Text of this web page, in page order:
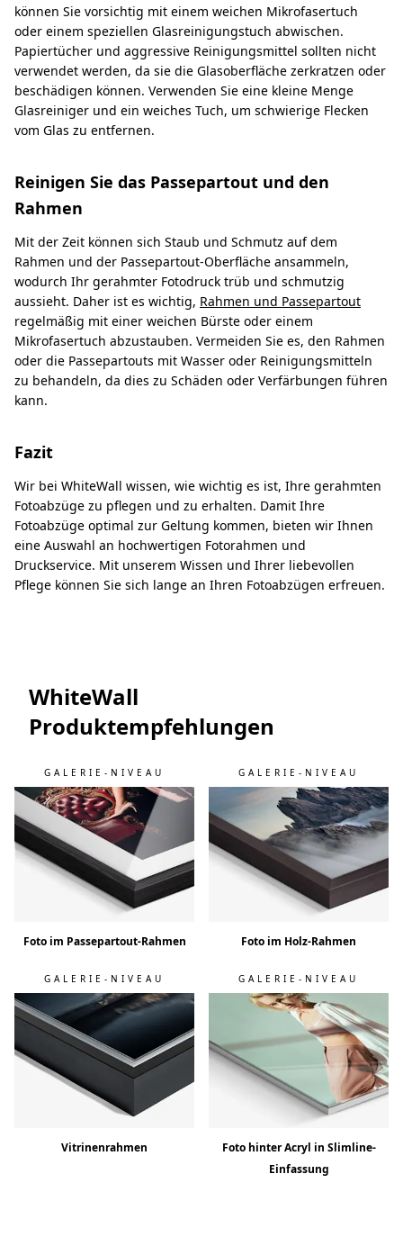
können Sie vorsichtig mit einem weichen Mikrofasertuch
oder einem speziellen Glasreinigungstuch abwischen.
Papiertücher und aggressive Reinigungsmittel sollten nicht
verwendet werden, da sie die Glasoberfläche zerkratzen oder
beschädigen können. Verwenden Sie eine kleine Menge
Glasreiniger und ein weiches Tuch, um schwierige Flecken
vom Glas zu entfernen.
Reinigen Sie das Passepartout und den
Rahmen
Mit der Zeit können sich Staub und Schmutz auf dem
Rahmen und der Passepartout-Oberfläche ansammeln,
wodurch Ihr gerahmter Fotodruck trüb und schmutzig
aussieht. Daher ist es wichtig, Rahmen und Passepartout
regelmäßig mit einer weichen Bürste oder einem
Mikrofasertuch abzustauben. Vermeiden Sie es, den Rahmen
oder die Passepartouts mit Wasser oder Reinigungsmitteln
zu behandeln, da dies zu Schäden oder Verfärbungen führen
kann.
Fazit
Wir bei WhiteWall wissen, wie wichtig es ist, Ihre gerahmten
Fotoabzüge zu pflegen und zu erhalten. Damit Ihre
Fotoabzüge optimal zur Geltung kommen, bieten wir Ihnen
eine Auswahl an hochwertigen Fotorahmen und
Druckservice. Mit unserem Wissen und Ihrer liebevollen
Pflege können Sie sich lange an Ihren Fotoabzügen erfreuen.
WhiteWall
Produktempfehlungen
GALERIE-NIVEAU
Foto im Passepartout-Rahmen
GALERIE-NIVEAU
Foto im Holz-Rahmen
GALERIE-NIVEAU
Vitrinenrahmen
GALERIE-NIVEAU
Foto hinter Acryl in Slimline-
Einfassung